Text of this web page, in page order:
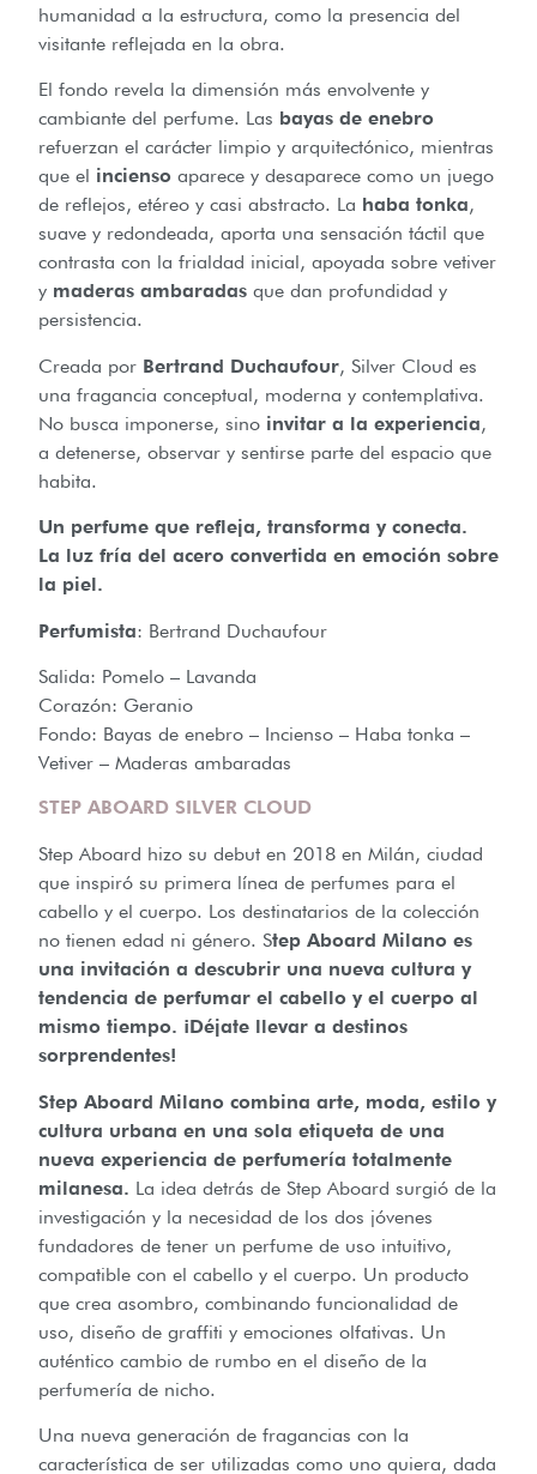
humanidad a la estructura, como la presencia del
visitante reflejada en la obra.
El fondo revela la dimensión más envolvente y
cambiante del perfume. Las bayas de enebro
refuerzan el carácter limpio y arquitectónico, mientras
que el incienso aparece y desaparece como un juego
de reflejos, etéreo y casi abstracto. La haba tonka,
suave y redondeada, aporta una sensación táctil que
contrasta con la frialdad inicial, apoyada sobre vetiver
y maderas ambaradas que dan profundidad y
persistencia.
Creada por Bertrand Duchaufour, Silver Cloud es
una fragancia conceptual, moderna y contemplativa.
No busca imponerse, sino invitar a la experiencia,
a detenerse, observar y sentirse parte del espacio que
habita.
Un perfume que refleja, transforma y conecta.
La luz fría del acero convertida en emoción sobre
la piel.
Perfumista: Bertrand Duchaufour
Salida: Pomelo – Lavanda
Corazón: Geranio
Fondo: Bayas de enebro – Incienso – Haba tonka –
Vetiver – Maderas ambaradas
STEP ABOARD SILVER CLOUD
Step Aboard hizo su debut en 2018 en Milán, ciudad
que inspiró su primera línea de perfumes para el
cabello y el cuerpo. Los destinatarios de la colección
no tienen edad ni género. Step Aboard Milano es
una invitación a descubrir una nueva cultura y
tendencia de perfumar el cabello y el cuerpo al
mismo tiempo. ¡Déjate llevar a destinos
sorprendentes!
Step Aboard Milano combina arte, moda, estilo y
cultura urbana en una sola etiqueta de una
nueva experiencia de perfumería totalmente
milanesa. La idea detrás de Step Aboard surgió de la
investigación y la necesidad de los dos jóvenes
fundadores de tener un perfume de uso intuitivo,
compatible con el cabello y el cuerpo. Un producto
que crea asombro, combinando funcionalidad de
uso, diseño de graffiti y emociones olfativas. Un
auténtico cambio de rumbo en el diseño de la
perfumería de nicho.
Una nueva generación de fragancias con la
característica de ser utilizadas como uno quiera, dada